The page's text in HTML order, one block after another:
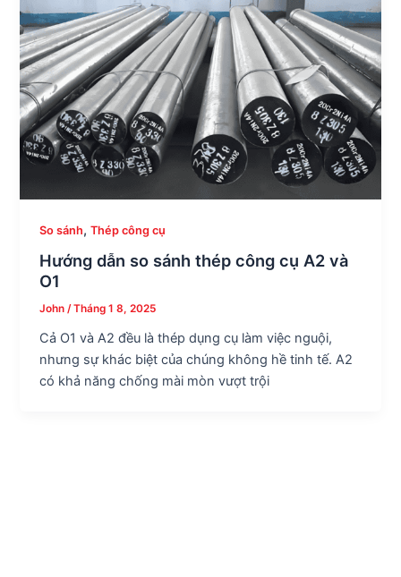
So sánh,Thép công cụ
Hướng dẫn so sánh thép công cụ A2 và
O1
John/Tháng 1 8, 2025
Cả O1 và A2 đều là thép dụng cụ làm việc nguội,
nhưng sự khác biệt của chúng không hề tinh tế. A2
có khả năng chống mài mòn vượt trội